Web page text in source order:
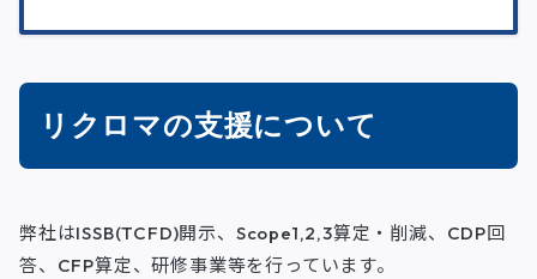
リクロマの支援について
弊社はISSB(TCFD)開示、Scope1,2,3算定・削減、CDP回
答、CFP算定、研修事業等を行っています。